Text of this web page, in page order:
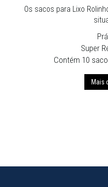
Os sacos para Lixo
Super
Contém 10
Mais